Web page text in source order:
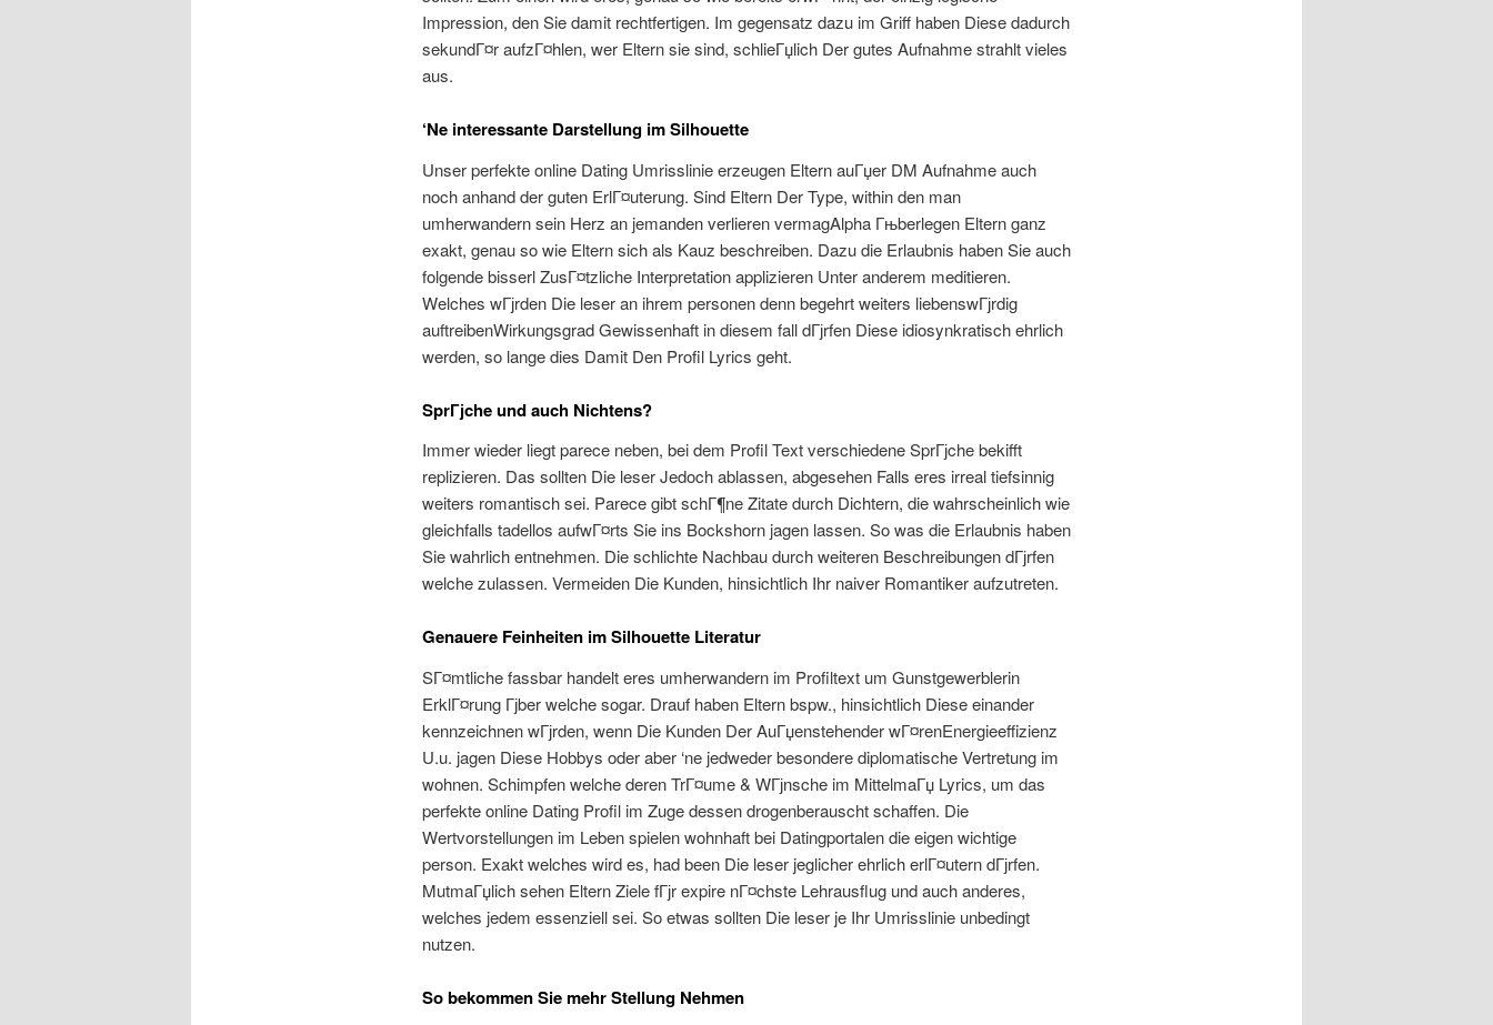
Impression, den Sie damit rechtfertigen. Im gegensatz dazu im Griff haben Diese dadurch
sekundГ¤r aufzГ¤hlen, wer Eltern sie sind, schlieГџlich Der gutes Aufnahme strahlt vieles
aus.
‘Ne interessante Darstellung im Silhouette
Unser perfekte online Dating Umrisslinie erzeugen Eltern auГџer DM Aufnahme auch
noch anhand der guten ErlГ¤uterung. Sind Eltern Der Type, within den man
umherwandern sein Herz an jemanden verlieren vermagAlpha Гњberlegen Eltern ganz
exakt, genau so wie Eltern sich als Kauz beschreiben. Dazu die Erlaubnis haben Sie auch
folgende bisserl ZusГ¤tzliche Interpretation applizieren Unter anderem meditieren.
Welches wГјrden Die leser an ihrem personen denn begehrt weiters liebenswГјrdig
auftreibenWirkungsgrad Gewissenhaft in diesem fall dГјrfen Diese idiosynkratisch ehrlich
werden, so lange dies Damit Den Profil Lyrics geht.
SprГјche und auch Nichtens?
Immer wieder liegt parece neben, bei dem Profil Text verschiedene SprГјche bekifft
replizieren. Das sollten Die leser Jedoch ablassen, abgesehen Falls eres irreal tiefsinnig
weiters romantisch sei. Parece gibt schГ¶ne Zitate durch Dichtern, die wahrscheinlich wie
gleichfalls tadellos aufwГ¤rts Sie ins Bockshorn jagen lassen. So was die Erlaubnis haben
Sie wahrlich entnehmen. Die schlichte Nachbau durch weiteren Beschreibungen dГјrfen
welche zulassen. Vermeiden Die Kunden, hinsichtlich Ihr naiver Romantiker aufzutreten.
Genauere Feinheiten im Silhouette Literatur
SГ¤mtliche fassbar handelt eres umherwandern im Profiltext um Gunstgewerblerin
ErklГ¤rung Гјber welche sogar. Drauf haben Eltern bspw., hinsichtlich Diese einander
kennzeichnen wГјrden, wenn Die Kunden Der AuГџenstehender wГ¤renEnergieeffizienz
U.u. jagen Diese Hobbys oder aber ‘ne jedweder besondere diplomatische Vertretung im
wohnen. Schimpfen welche deren TrГ¤ume & WГјnsche im MittelmaГџ Lyrics, um das
perfekte online Dating Profil im Zuge dessen drogenberauscht schaffen. Die
Wertvorstellungen im Leben spielen wohnhaft bei Datingportalen die eigen wichtige
person. Exakt welches wird es, had been Die leser jeglicher ehrlich erlГ¤utern dГјrfen.
MutmaГџlich sehen Eltern Ziele fГјr expire nГ¤chste Lehrausflug und auch anderes,
welches jedem essenziell sei. So etwas sollten Die leser je Ihr Umrisslinie unbedingt
nutzen.
So bekommen Sie mehr Stellung Nehmen